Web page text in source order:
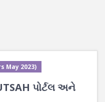
May 2023)
પોર્ટલ અને